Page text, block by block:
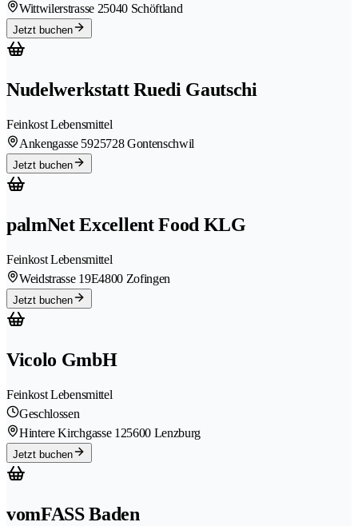
Wittwilerstrasse 25040 Schöftland
Jetzt buchen
Nudelwerkstatt Ruedi Gautschi
Feinkost Lebensmittel
Ankengasse 5925728 Gontenschwil
Jetzt buchen
palmNet Excellent Food KLG
Feinkost Lebensmittel
Weidstrasse 19E4800 Zofingen
Jetzt buchen
Vicolo GmbH
Feinkost Lebensmittel
Geschlossen
Hintere Kirchgasse 125600 Lenzburg
Jetzt buchen
vomFASS Baden